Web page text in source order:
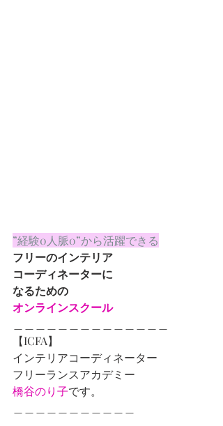
”経験0人脈0”から活躍できる
フリーのインテリア
コーディネーターに
なるための
オンラインスクール
【ICFA】
インテリアコーディネーター
フリーランスアカデミー
橋谷のり子です。